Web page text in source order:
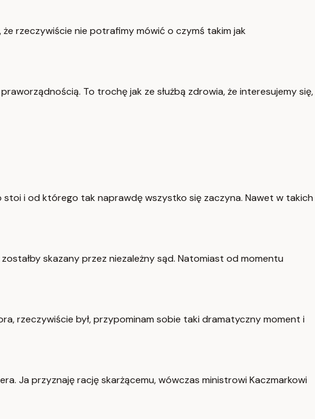
że rzeczywiście nie potrafimy mówić o czymś takim jak
To trochę jak ze służbą zdrowia, że interesujemy się,
i od którego tak naprawdę wszystko się zaczyna. Nawet w takich
skazany przez niezależny sąd. Natomiast od momentu
rzeczywiście był, przypominam sobie taki dramatyczny moment i
Ja przyznaję rację skarżącemu, wówczas ministrowi Kaczmarkowi